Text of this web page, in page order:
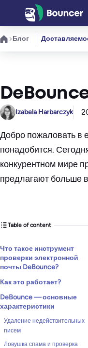
Перейти
содержимому
Блог
Izabela Harbarczyk
Добро пожаловать в
понадобится.
конкурентном мире
предлагают больше
Table of content
Что такое инструмент
проверки электронной
почты DeBounce?
Как это работает?
DeBounce — основные
характеристики
Удаление недействительных
писем
Ловушка спама и проверка